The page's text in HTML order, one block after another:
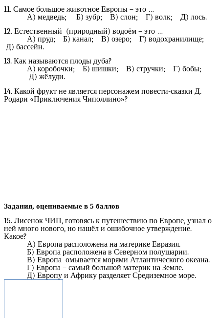
11. Самое большое животное Европы – это …
А) медведь; Б) зубр; В) слон; Г) волк; Д) лось.
12. Естественный (природный) водоём – это …
А) пруд; Б) канал; В) озеро; Г) водохранилище;
Д) бассейн.
13. Как называются плоды дуба?
А) коробочки; Б) шишки; В) стручки; Г) бобы;
Д) жёлуди.
14. Какой фрукт не является персонажем повести-сказки Д.
Родари «Приключения Чиполлино»?
Задания, оцениваемые в 5 баллов
15. Лисенок ЧИП, готовясь к путешествию по Европе, узнал о
ней много нового, но нашёл и ошибочное утверждение.
Какое?
А) Европа расположена на материке Евразия.
Б) Европа расположена в Северном полушарии.
В) Европа омывается морями Атлантического океана.
Г) Европа – самый большой материк на Земле.
Д) Европу и Африку разделяет Средиземное море.